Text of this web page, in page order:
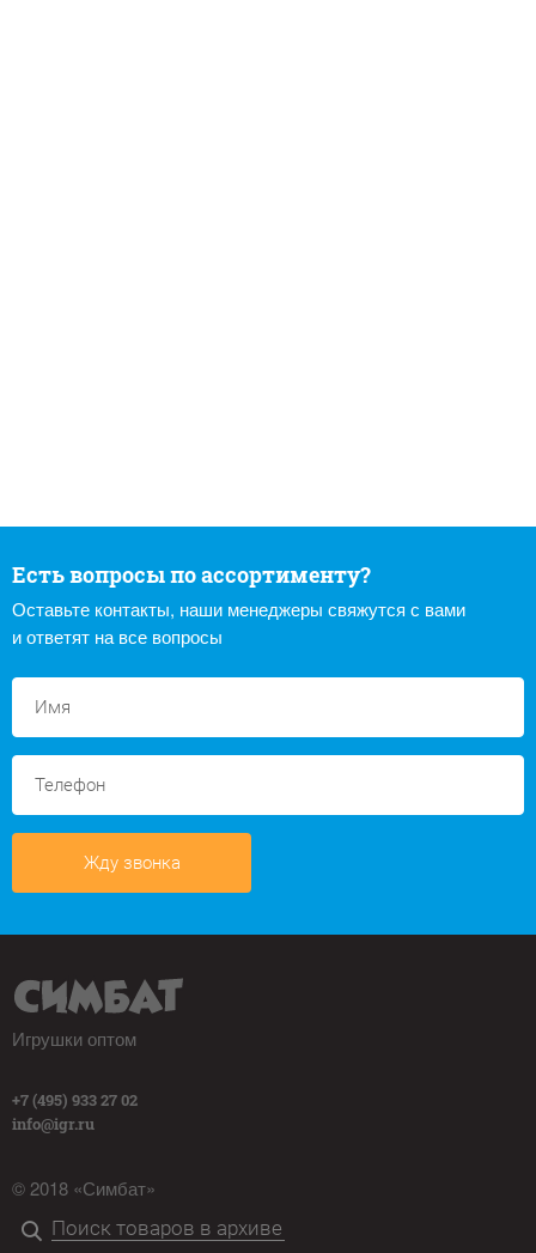
Есть вопросы по ассортименту?
Оставьте контакты, наши менеджеры свяжутся с вами
и ответят на все вопросы
Жду звонка
Игрушки оптом
+7 (495) 933 27 02
info@igr.ru
© 2018 «Симбат»